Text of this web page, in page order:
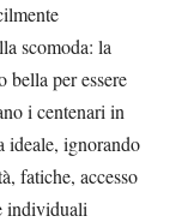
scomoda: la
bella per essere
i centenari in
ideale, ignorando
fatiche, accesso
individuali